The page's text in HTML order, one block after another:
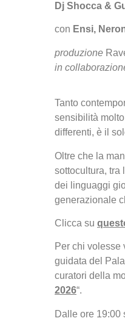
Dj Shocca &
con Ensi,
produzione
in
Tanto
sensibilità
differenti, è il
Oltre che la
sottocultura, tra
dei linguaggi
generazionale
Clicca su
Per chi volesse
guidata del
curatori della
2026“.
Dalle ore 19:00